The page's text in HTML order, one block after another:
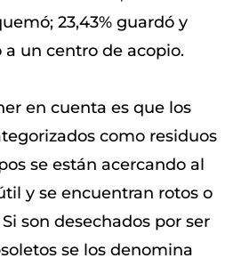
23,43% guardó y
a un centro de acopio.
en cuenta es que los
como residuos
se están acercando al
y se encuentran rotos o
son desechados por ser
se los denomina